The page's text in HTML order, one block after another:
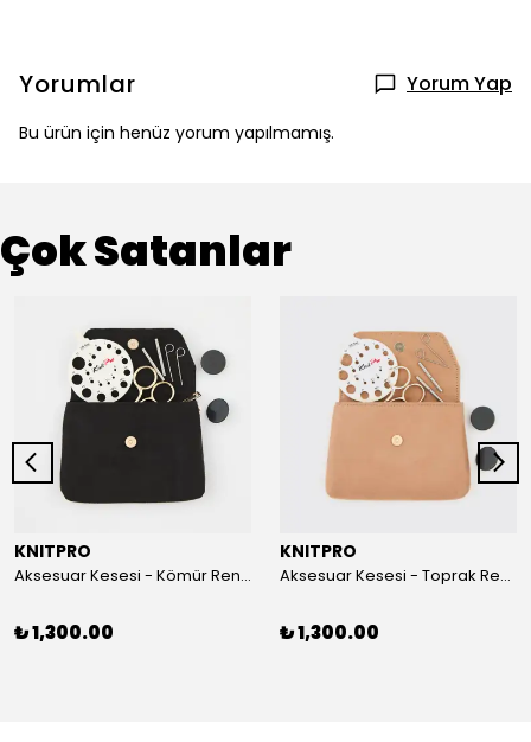
Yorumlar Yorum Yap
Bu ürün için henüz yorum yapılmamış.
Çok Satanlar
KNITPRO
Aksesuar Kesesi - Kömür Rengi
₺ 1,300.00
KNITPRO
Aksesuar Kesesi - Toprak Rengi
₺ 1,300.00